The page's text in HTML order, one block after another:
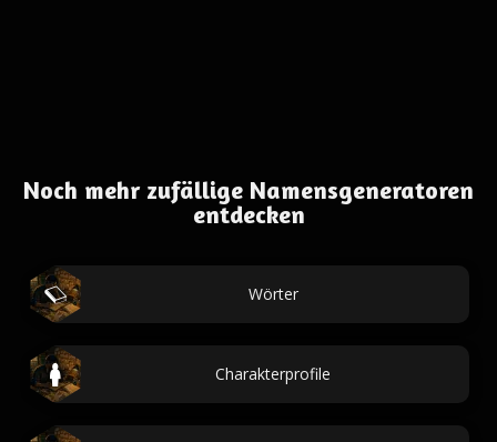
Noch mehr zufällige Namensgeneratoren
entdecken
Wörter
Charakterprofile